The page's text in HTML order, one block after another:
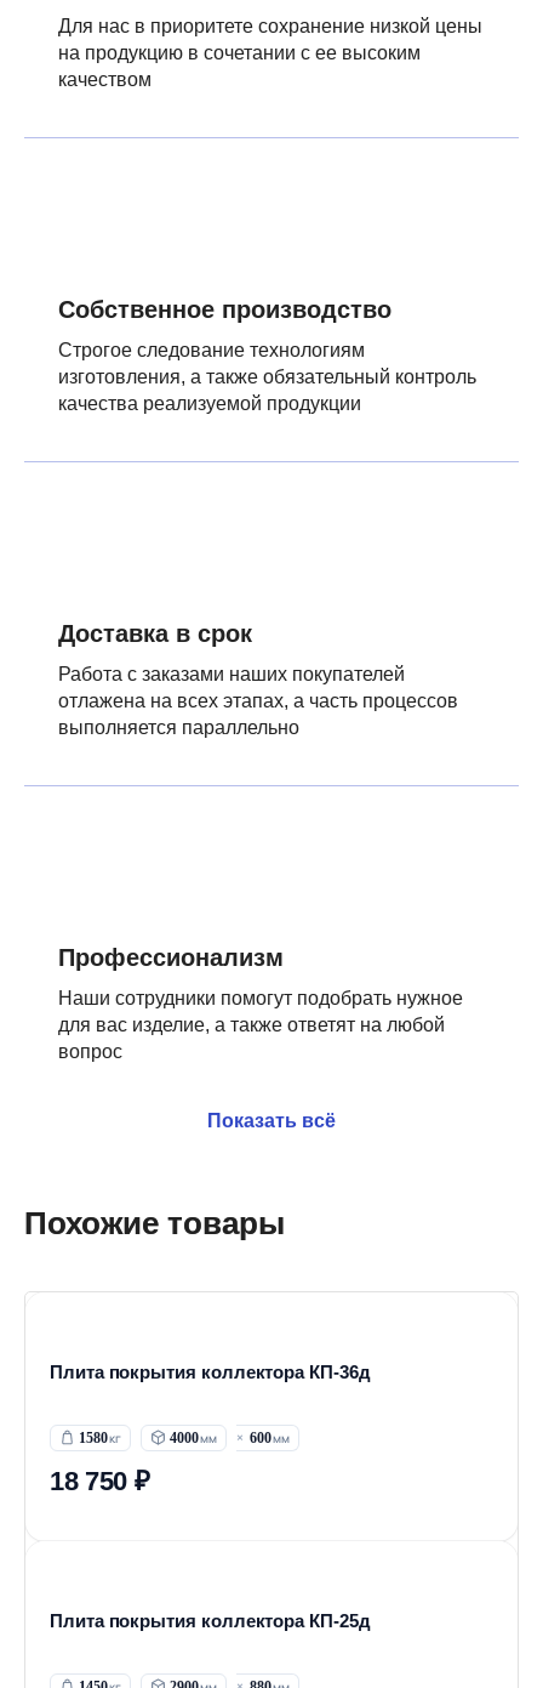
Для нас в приоритете сохранение низкой цены
на продукцию в сочетании с ее высоким
качеством
Собственное производство
Строгое следование технологиям
изготовления, а также обязательный контроль
качества реализуемой продукции
Доставка в срок
Работа с заказами наших покупателей
отлажена на всех этапах, а часть процессов
выполняется параллельно
Профессионализм
Наши сотрудники помогут подобрать нужное
для вас изделие, а также ответят на любой
вопрос
Показать всё
Похожие товары
Плита покрытия коллектора КП-36д
1580 4000 600
18 750 ₽
Плита покрытия коллектора КП-25д